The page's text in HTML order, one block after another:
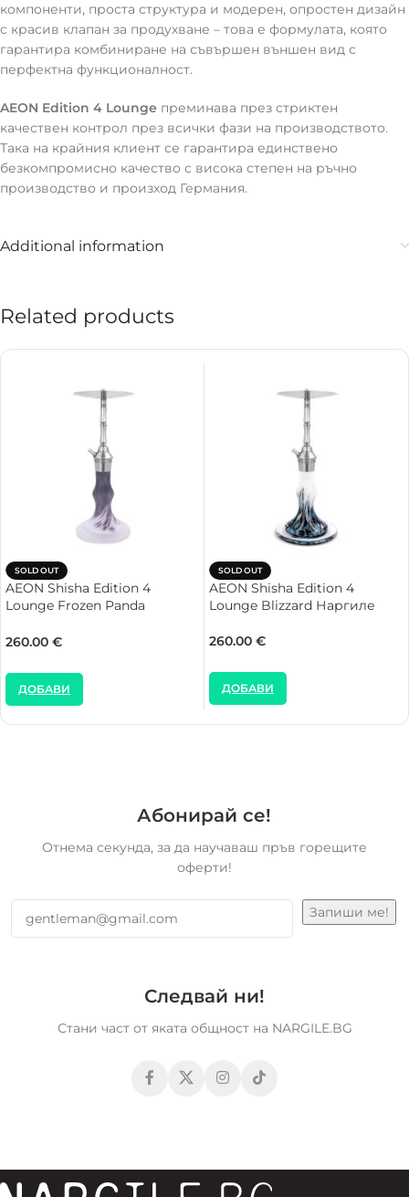
компоненти, проста структура и модерен, опростен дизайн
с красив клапан за продухване – това е формулата, която
гарантира комбиниране на съвършен външен вид с
перфектна функционалност.
AEON Edition 4 Lounge преминава през стриктен
качествен контрол през всички фази на производството.
Така на крайния клиент се гарантира единствено
безкомпромисно качество с висока степен на ръчно
производство и произход Германия.
Additional information
Related products
SOLD OUT
AEON Shisha Edition 4
Lounge Frozen Panda
260.00 €
ДОБАВИ
SOLD OUT
AEON Shisha Edition 4
Lounge Blizzard Наргиле
260.00 €
ДОБАВИ
Абонирай се!
Отнема секунда, за да научаваш пръв горещите
оферти!
Следвай ни!
Стани част от яката общност на NARGILE.BG